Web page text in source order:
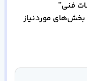
بخش‌های موردنیاز